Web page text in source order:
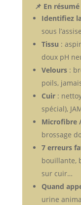
📌 En
Identifiez
sous
Tissu :
doux pH
Velours:
poils,
Cuir:
spécial),
Microfibre
brossage
7 erreurs
bouillante,
sur cuir…
Quand
urine